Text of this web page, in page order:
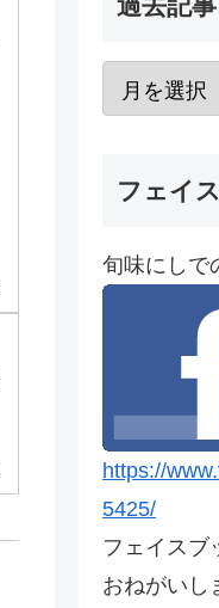
フェイ
旬味にしで
https://
5425/
フェイスブ
おねがいし